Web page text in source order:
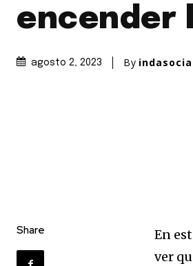
encender
agosto 2, 2023 By
Share
En
ver